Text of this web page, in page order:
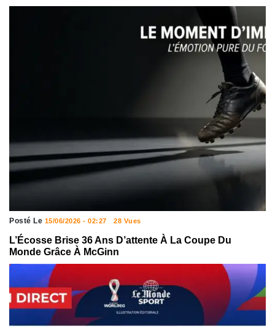
Posté Le 15/06/2026 - 02:27 28 Vues
L’Écosse Brise 36 Ans D’attente À La Coupe Du
Monde Grâce À McGinn